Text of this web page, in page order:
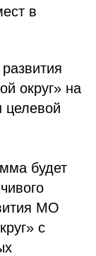
в
округ» на
целевой
будет
МО
с